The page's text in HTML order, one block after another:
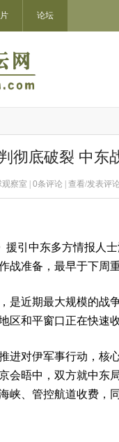
论坛
彻底破裂 中东
察室 | 0条评论 | 查看/发表评论
援引中东多方情报人
战准备，最早于下周
是近期最大规模的战
区和平窗口正在快速收
进对伊军事行动，核
会晤中，双方就中东
峡、管控航道收费，